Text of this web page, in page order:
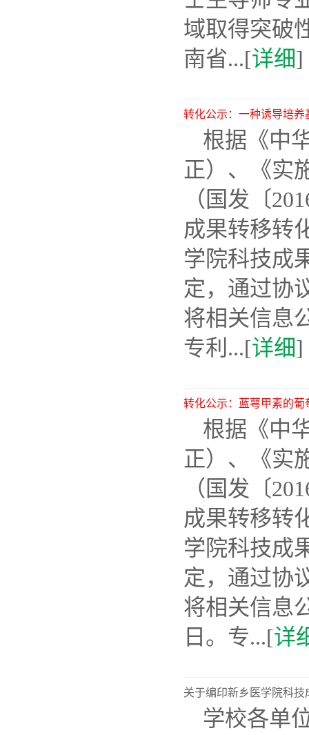
域取得突破
南省...[详细]
转化公示：一种诱导培
根据《中
正）、《实
（国发〔
成果转移转
学院科技成
定，通过协
将相关信息
专利...[详细]
转化公示：蓝萼甲素的
根据《中
正）、《实
（国发〔
成果转移转
学院科技成
定，通过协
将相关信息
日。专...[详
关于编印新乡医学院科技
学校各单